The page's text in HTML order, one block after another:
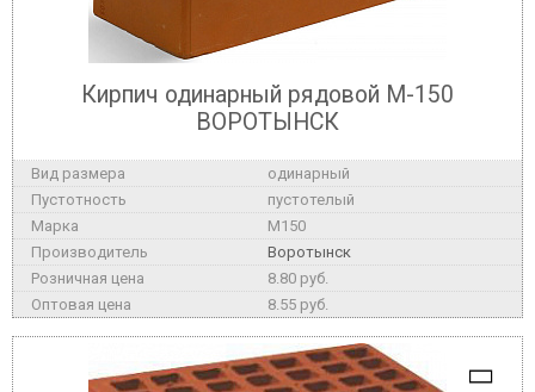
Кирпич одинарный рядовой М-150
ВОРОТЫНСК
одинарный
пустотелый
M150
Воротынск
8.80 руб.
8.55 руб.